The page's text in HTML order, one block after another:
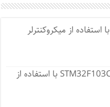
مدار دیمر پاور LED با استفاده از میکروکنترلر
پروگرم کردن بورد STM32F103C8 با استفاده از